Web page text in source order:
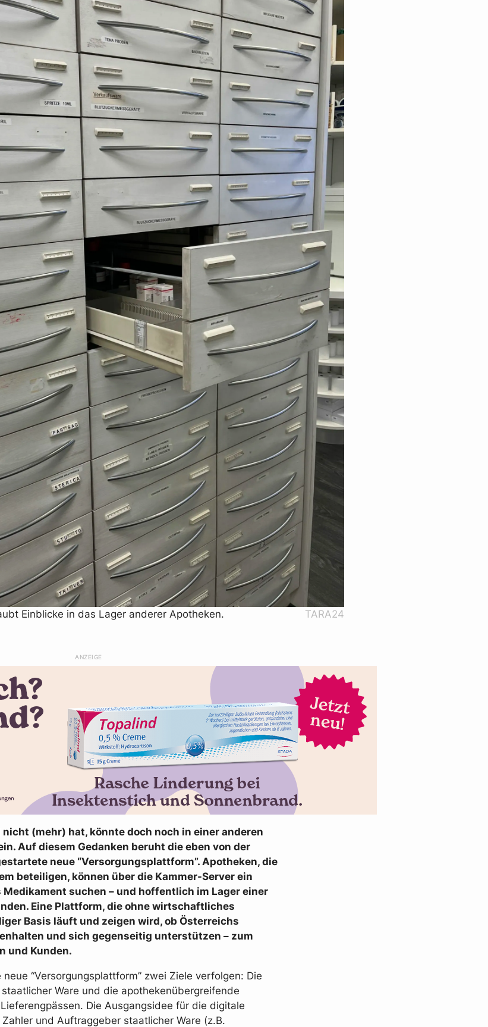
Einblicke in das Lager anderer Apotheken. TARA24
ANZEIGE
nicht (mehr) hat, könnte doch noch in einer anderen
Auf diesem Gedanken beruht die eben von der
neue “Versorgungsplattform”. Apotheken, die
beteiligen, können über die Kammer-Server ein
suchen – und hoffentlich im Lager einer
Eine Plattform, die ohne wirtschaftliches
Basis läuft und zeigen wird, ob Österreichs
und sich gegenseitig unterstützen – zum
und Kunden.
“Versorgungsplattform” zwei Ziele verfolgen: Die
Ware und die apothekenübergreifende
Die Ausgangsidee für die digitale
und Auftraggeber staatlicher Ware (z.B.